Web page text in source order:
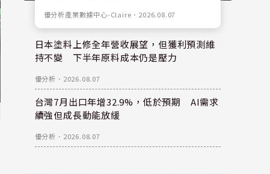
優分析產業數據中心-Claire ． 2026.08.07
日本塗料上修全年營收展望，但獲利預測維
持不變 下半年原料成本仍是壓力
優分析 ． 2026.08.07
台灣7月出口年增32.9%，低於預期 AI需求
續強但成長動能放緩
優分析 ． 2026.08.07